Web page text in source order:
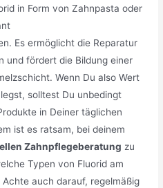
in Form von Zahnpasta oder
Es ermöglicht die Reparatur
und fördert die Bildung einer
Wenn Du also Wert
solltest Du unbedingt
in Deiner täglichen
ist es ratsam, bei deinem
Zahnpflegeberatung zu
Typen von Fluorid am
auch darauf, regelmäßig